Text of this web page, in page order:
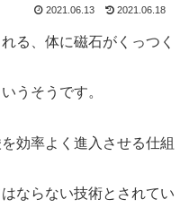
2021.06.13 2021.06.18
る、体に磁石がくっつく
うそうです。
効率よく進入させる仕組
ならない技術とされてい